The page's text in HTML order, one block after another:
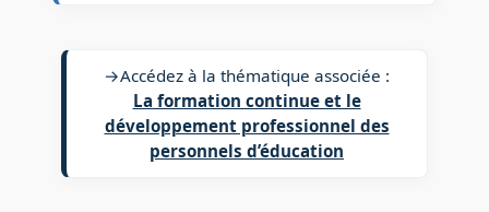
→Accédez à la thématique associée :
La formation continue et le
développement professionnel des
personnels d’éducation